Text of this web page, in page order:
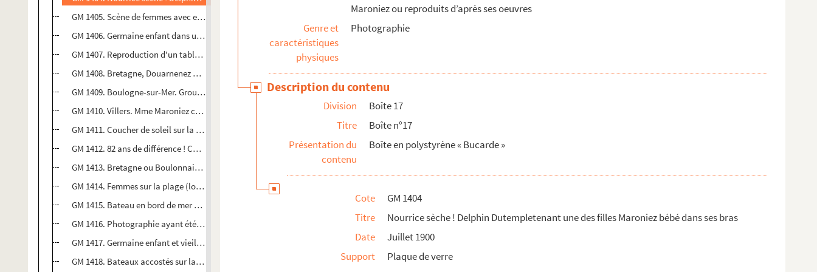
GM 1405. Scène de femmes avec enfants dont Germaine fille de G.Maroniez
GM 1406. Germaine enfant dans un jardin
GM 1407. Reproduction d'un tableau de G.Maroniez représentant une scène de bord de mer
GM 1408. Bretagne, Douarnenez Au premier plan à gauche, fille de Maroniez
GM 1409. Boulogne-sur-Mer. Groupe de femmes dont Mme Maroniez sur le quai Sainte-Beuve admirant la plage
GM 1410. Villers. Mme Maroniez caressant un chien dans la cour d'une ferme et portant la sacoche d'un apparei...
GM 1411. Coucher de soleil sur la mer
GM 1412. 82 ans de différence ! Cambrai, Germaine bébé accompagnée d'une vieille dame
GM 1413. Bretagne ou Boulonnais. Petit port. Au premier plan, barques et personnages masculin
GM 1414. Femmes sur la plage (longues robes, chapeaux, ombrelles et cabines de bain)
GM 1415. Bateau en bord de mer au coucher du soleil
GM 1416. Photographie ayant été probablement été prise au Boulonnais. Homme peignant au milieu d'un paysage v...
GM 1417. Germaine enfant et vieille dame
GM 1418. Bateaux accostés sur la plage au bord de la mer au coucher du soleil
Maroniez ou reproduits d’après ses oeuvres
Genre et
caractéristiques
physiques
Photographie
Description du contenu
Division
Boîte 17
Titre
Boîte n°17
Présentation du
contenu
Boîte en polystyrène « Bucarde »
Cote
GM 1404
Titre
Nourrice sèche ! Delphin Dutempletenant une des filles Maroniez bébé dans ses bras
Date
Juillet 1900
Support
Plaque de verre